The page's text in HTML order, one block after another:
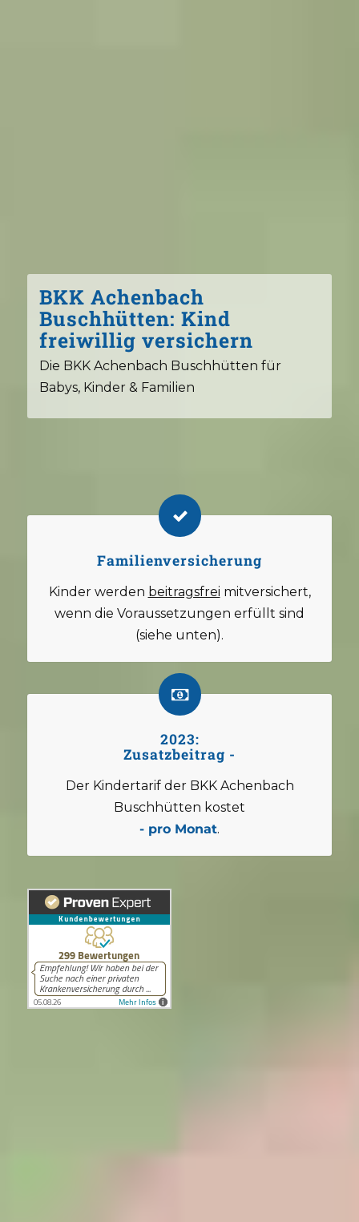
BKK Achenbach
Buschhütten: Kind
freiwillig versichern
Die BKK Achenbach Buschhütten für
Babys, Kinder & Familien
Familienversicherung
Kinder werden beitragsfrei mitversichert,
wenn die Voraussetzungen erfüllt sind
(siehe unten).
2023:
Zusatzbeitrag -
Der Kindertarif der BKK Achenbach
Buschhütten kostet
- pro Monat.